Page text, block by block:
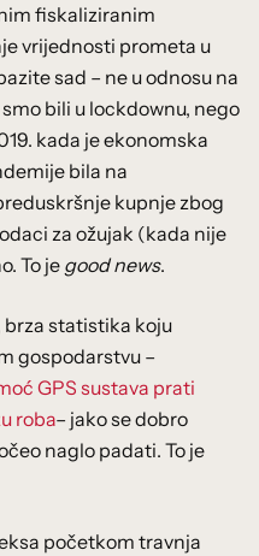
fiskaliziranim
vrijednosti prometa u
sad – ne u odnosu na
bili u lockdownu, nego
kada je ekonomska
bila na
kupnje zbog
za ožujak (kada nije
To je good news.
brza statistika koju
gospodarstvu –
GPS sustava prati
roba– jako se dobro
naglo padati. To je
početkom travnja